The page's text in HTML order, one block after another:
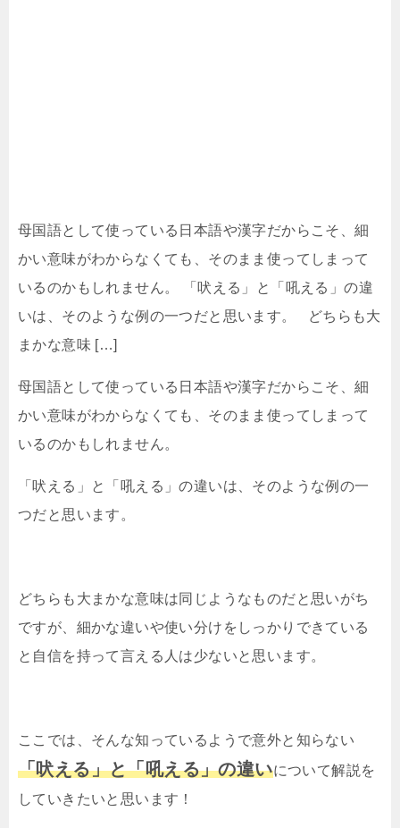
母国語として使っている日本語や漢字だからこそ、細
かい意味がわからなくても、そのまま使ってしまって
いるのかもしれません。 「吠える」と「吼える」の違
いは、そのような例の一つだと思います。 どちらも大
まかな意味 […]
母国語として使っている日本語や漢字だからこそ、細
かい意味がわからなくても、そのまま使ってしまって
いるのかもしれません。
「吠える」と「吼える」の違いは、そのような例の一
つだと思います。
どちらも大まかな意味は同じようなものだと思いがち
ですが、細かな違いや使い分けをしっかりできている
と自信を持って言える人は少ないと思います。
ここでは、そんな知っているようで意外と知らない
「吠える」と「吼える」の違いについて解説を
していきたいと思います！